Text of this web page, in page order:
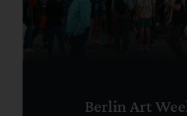
Berlin Art